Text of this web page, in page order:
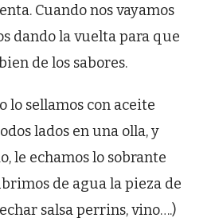
Cuando nos vayamos
dando la vuelta para que
de los sabores.
lo sellamos con aceite
lados en una olla, y
le echamos lo sobrante
de agua la pieza de
salsa perrins, vino….)